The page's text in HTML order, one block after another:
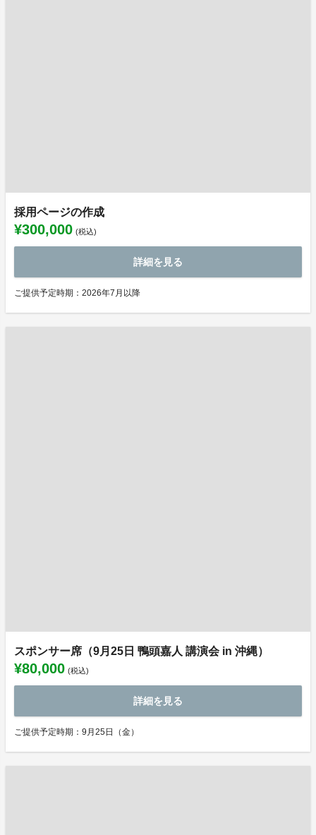
採用ページの作成
¥300,000 (税込)
詳細を見る
ご提供予定時期：2026年7月以降
スポンサー席（9月25日 鴨頭嘉人 講演会 in 沖縄）
¥80,000 (税込)
詳細を見る
ご提供予定時期：9月25日（金）